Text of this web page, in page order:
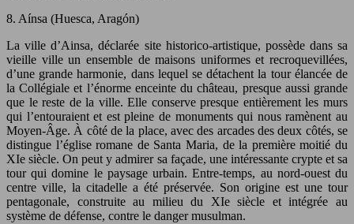
8. Aínsa (Huesca, Aragón)
La ville d’Ainsa, déclarée site historico-artistique, possède dans sa
vieille ville un ensemble de maisons uniformes et recroquevillées,
d’une grande harmonie, dans lequel se détachent la tour élancée de
la Collégiale et l’énorme enceinte du château, presque aussi grande
que le reste de la ville. Elle conserve presque entièrement les murs
qui l’entouraient et est pleine de monuments qui nous ramènent au
Moyen-Âge. À côté de la place, avec des arcades des deux côtés, se
distingue l’église romane de Santa Maria, de la première moitié du
XIe siècle. On peut y admirer sa façade, une intéressante crypte et sa
tour qui domine le paysage urbain. Entre-temps, au nord-ouest du
centre ville, la citadelle a été préservée. Son origine est une tour
pentagonale, construite au milieu du XIe siècle et intégrée au
système de défense, contre le danger musulman.